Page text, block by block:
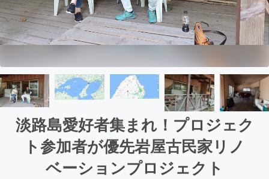
淡路島愛好者集まれ！プロジェク
ト参加者が優先岩屋古民家リノ
ベーションプロジェクト